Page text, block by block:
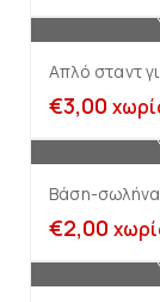
Απλό σταντ
€3,00
Βάση-
€2,00